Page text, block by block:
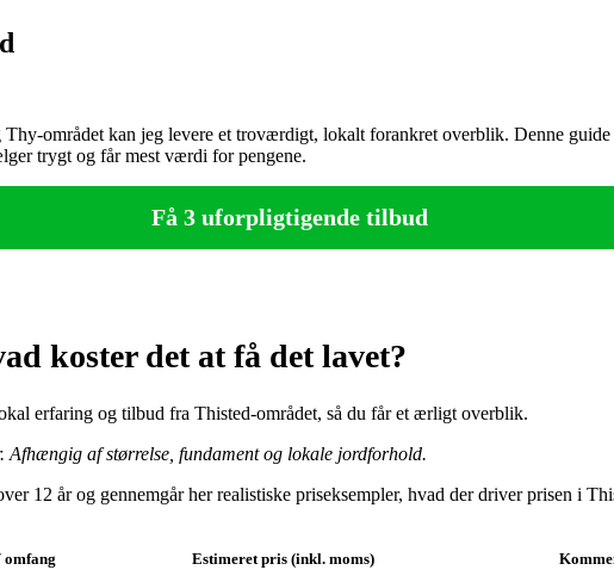
området kan jeg levere et troværdigt, lokalt forankret overblik. Denne
trygt og får mest værdi for pengene.
Få 3 uforpligtigende tilbud
koster det at få det lavet?
erfaring og tilbud fra Thisted‑området, så du får et ærligt overblik.
af størrelse, fundament og lokale jordforhold.
12 år og gennemgår her realistiske priseksempler, hvad der driver prisen i
omfang Estimeret pris (inkl. moms)